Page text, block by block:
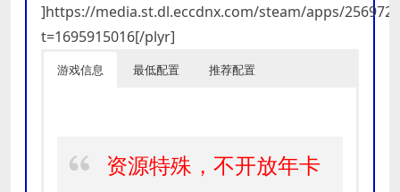
]https://media.st.dl.eccdnx.com/steam/apps/
t=1695915016[/plyr]
游戏信息 最低配置 推荐配置
资源特殊，不开放年卡